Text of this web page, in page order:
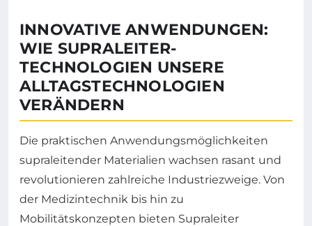
INNOVATIVE ANWENDUNGEN:
WIE SUPRALEITER-
TECHNOLOGIEN UNSERE
ALLTAGSTECHNOLOGIEN
VERÄNDERN
Die praktischen Anwendungsmöglichkeiten
supraleitender Materialien wachsen rasant und
revolutionieren zahlreiche Industriezweige. Von
der Medizintechnik bis hin zu
Mobilitätskonzepten bieten Supraleiter